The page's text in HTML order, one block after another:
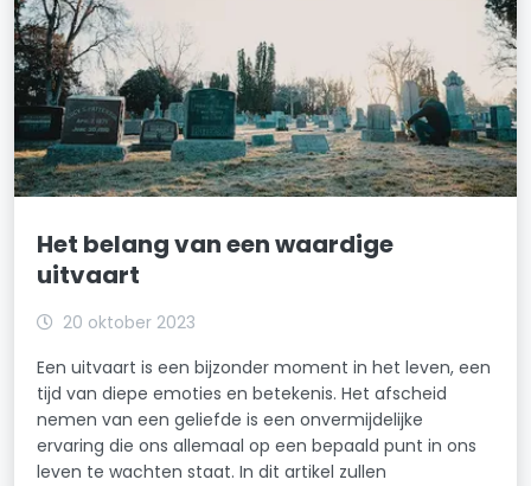
Het belang van een waardige
uitvaart
20 oktober 2023
Een uitvaart is een bijzonder moment in het leven, een
tijd van diepe emoties en betekenis. Het afscheid
nemen van een geliefde is een onvermijdelijke
ervaring die ons allemaal op een bepaald punt in ons
leven te wachten staat. In dit artikel zullen